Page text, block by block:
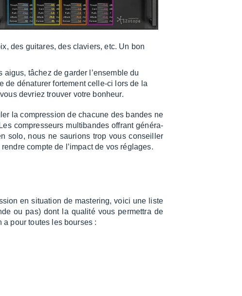
des guitares, des claviers, etc. Un bon
tâchez de garder l’en­semble du
de déna­tu­rer forte­ment celle-ci lors de la
devriez trou­ver votre bonheur.
la compres­sion de chacune des bandes ne
compres­seurs multi­bandes offrant géné­ra­
solo, nous ne saurions trop vous conseiller
compte de l’im­pact de vos réglages.
en situa­tion de maste­ring, voici une liste
ou pas) dont la qualité vous permet­tra de
a pour toutes les bourses :